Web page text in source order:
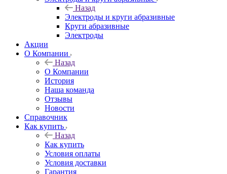
Назад
Электроды и круги абразивные
Круги абразивные
Электроды
Акции
О Компании
Назад
О Компании
История
Наша команда
Отзывы
Новости
Справочник
Как купить
Назад
Как купить
Условия оплаты
Условия доставки
Гарантия